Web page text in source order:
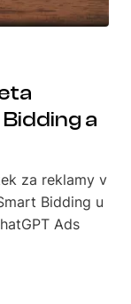
a
za reklamy v
Bidding u
Ads